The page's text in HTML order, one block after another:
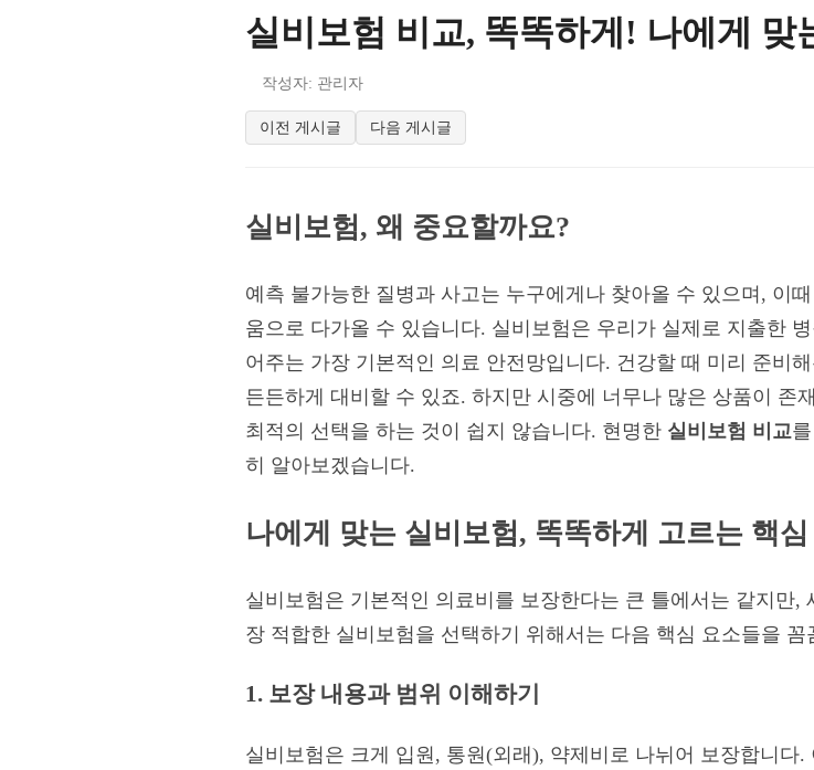
실비보험 비교, 똑똑하게! 나에게 맞
작성자: 관리자
이전 게시글 다음 게시글
실비보험, 왜 중요할까요?
예측 불가능한 질병과 사고는 누구에게나 찾아올 수 있으며, 이
움으로 다가올 수 있습니다. 실비보험은 우리가 실제로 지출한
어주는 가장 기본적인 의료 안전망입니다. 건강할 때 미리 준비
든든하게 대비할 수 있죠. 하지만 시중에 너무나 많은 상품이 존
최적의 선택을 하는 것이 쉽지 않습니다. 현명한 실비보험 비교
히 알아보겠습니다.
나에게 맞는 실비보험, 똑똑하게 고르는 핵
실비보험은 기본적인 의료비를 보장한다는 큰 틀에서는 같지만
장 적합한 실비보험을 선택하기 위해서는 다음 핵심 요소들을
1. 보장 내용과 범위 이해하기
실비보험은 크게 입원, 통원(외래), 약제비로 나뉘어 보장합니다